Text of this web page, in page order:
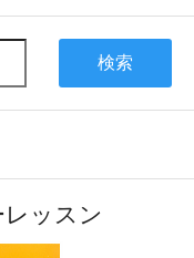
検索
ッスン